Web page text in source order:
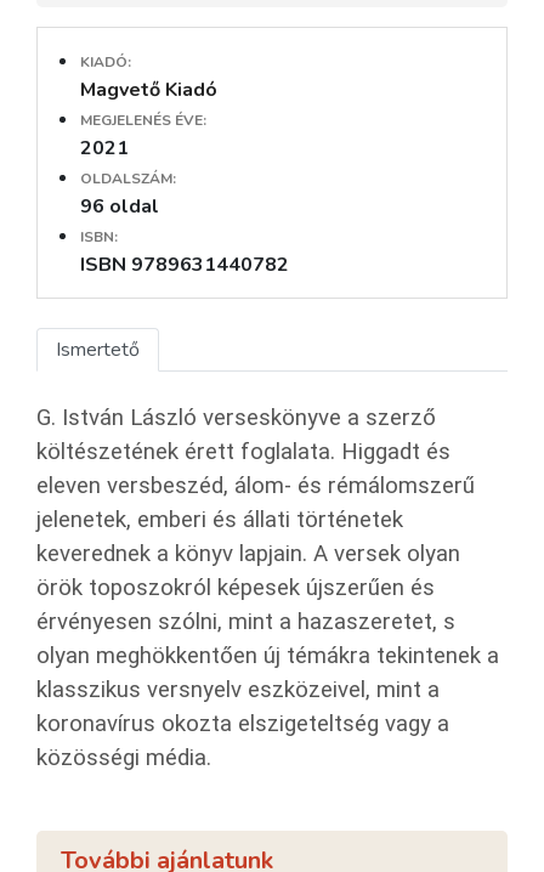
KIADÓ:
Magvető Kiadó
MEGJELENÉS ÉVE:
2021
OLDALSZÁM:
96 oldal
ISBN:
ISBN 9789631440782
Ismertető
G. István László verseskönyve a szerző
költészetének érett foglalata. Higgadt és
eleven versbeszéd, álom- és rémálomszerű
jelenetek, emberi és állati történetek
keverednek a könyv lapjain. A versek olyan
örök toposzokról képesek újszerűen és
érvényesen szólni, mint a hazaszeretet, s
olyan meghökkentően új témákra tekintenek a
klasszikus versnyelv eszközeivel, mint a
koronavírus okozta elszigeteltség vagy a
közösségi média.
További ajánlatunk